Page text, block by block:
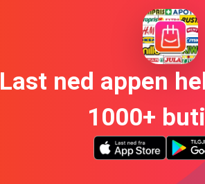
Last ned appen
1000+